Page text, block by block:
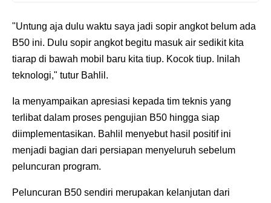
"Untung aja dulu waktu saya jadi sopir angkot belum ada
B50 ini. Dulu sopir angkot begitu masuk air sedikit kita
tiarap di bawah mobil baru kita tiup. Kocok tiup. Inilah
teknologi," tutur Bahlil.
Ia menyampaikan apresiasi kepada tim teknis yang
terlibat dalam proses pengujian B50 hingga siap
diimplementasikan. Bahlil menyebut hasil positif ini
menjadi bagian dari persiapan menyeluruh sebelum
peluncuran program.
Peluncuran B50 sendiri merupakan kelanjutan dari